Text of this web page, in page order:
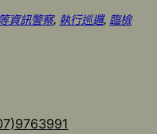
資訊警察, 執行巡邏, 臨檢